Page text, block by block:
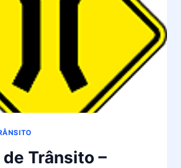
Trânsito –